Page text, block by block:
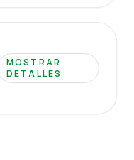
MOSTRAR
DETALLES